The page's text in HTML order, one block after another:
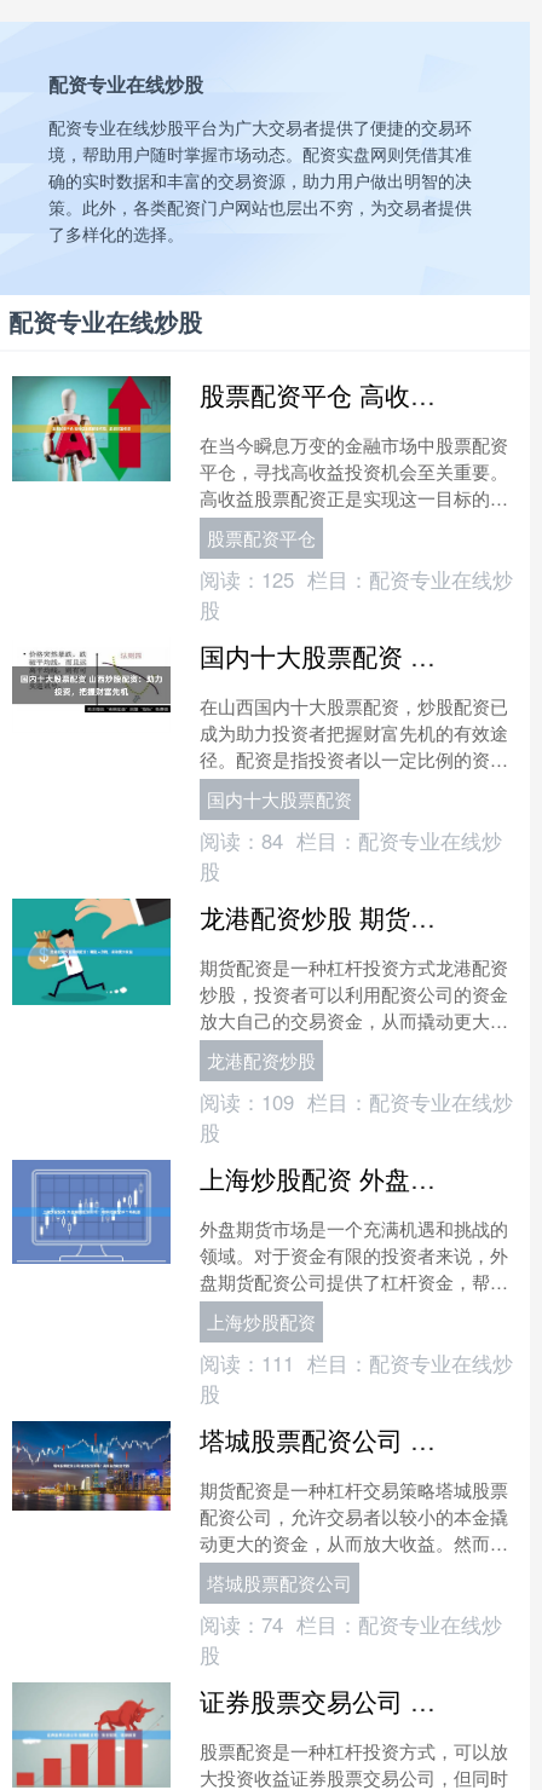
配资专业在线炒股
配资专业在线炒股平台为广大交易者提供了便捷的交易环
境，帮助用户随时掌握市场动态。配资实盘网则凭借其准
确的实时数据和丰富的交易资源，助力用户做出明智的决
策。此外，各类配资门户网站也层出不穷，为交易者提供
了多样化的选择。
配资专业在线炒股
股票配资平仓 高收益股票配资招商，助您财富倍增
在当今瞬息万变的金融市场中股票配资
平仓，寻找高收益投资机会至关重要。
高收益股票配资正是实现这一目标的绝
佳途径。 炒股配资的基本含义是投资者
可以利用借入的资金进行....
股票配资平仓
阅读： 125 栏目： 配资专业在线炒
股
国内十大股票配资 山西炒股配资：助力投资，把握财富先机
在山西国内十大股票配资，炒股配资已
成为助力投资者把握财富先机的有效途
径。配资是指投资者以一定比例的资金
作为保证金，从配资公司借入资金进行
股票交易的一种融资方式。....
国内十大股票配资
阅读： 84 栏目： 配资专业在线炒
股
龙港配资炒股 期货配资：用别人的钱，撬动更大收益
期货配资是一种杠杆投资方式龙港配资
炒股，投资者可以利用配资公司的资金
放大自己的交易资金，从而撬动更大的
收益。 1. 便利性：网上股票配资可以在
任何时间、任何地点....
龙港配资炒股
阅读： 109 栏目： 配资专业在线炒
股
上海炒股配资 外盘期货配资公司：助你把握全球市场机遇
外盘期货市场是一个充满机遇和挑战的
领域。对于资金有限的投资者来说，外
盘期货配资公司提供了杠杆资金，帮助
他们放大收益潜力。 汉中作为陕西省的
一个重要城市，位于中国....
上海炒股配资
阅读： 111 栏目： 配资专业在线炒
股
塔城股票配资公司 期货配资策略：高收益的秘密武器
期货配资是一种杠杆交易策略塔城股票
配资公司，允许交易者以较小的本金撬
动更大的资金，从而放大收益。然而，
配资交易也伴随着更高的风险。 在线炒
股配资的过程相对简便，....
塔城股票配资公司
阅读： 74 栏目： 配资专业在线炒
股
证券股票交易公司 股票配资吧：安全配资，稳健投资
股票配资是一种杠杆投资方式，可以放
大投资收益证券股票交易公司，但同时